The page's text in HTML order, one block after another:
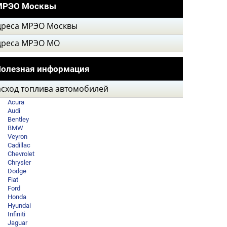
Москвы
МРЭО Москвы
МРЭО МО
информация
топлива автомобилей
Acura
Audi
Bentley
BMW
Veyron
Cadillac
Chevrolet
Chrysler
Dodge
Fiat
Ford
Honda
Hyundai
Infiniti
Jaguar